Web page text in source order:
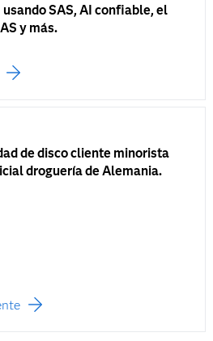
SAS, AI confiable, el
y más.
de disco cliente minorista
droguería de Alemania.